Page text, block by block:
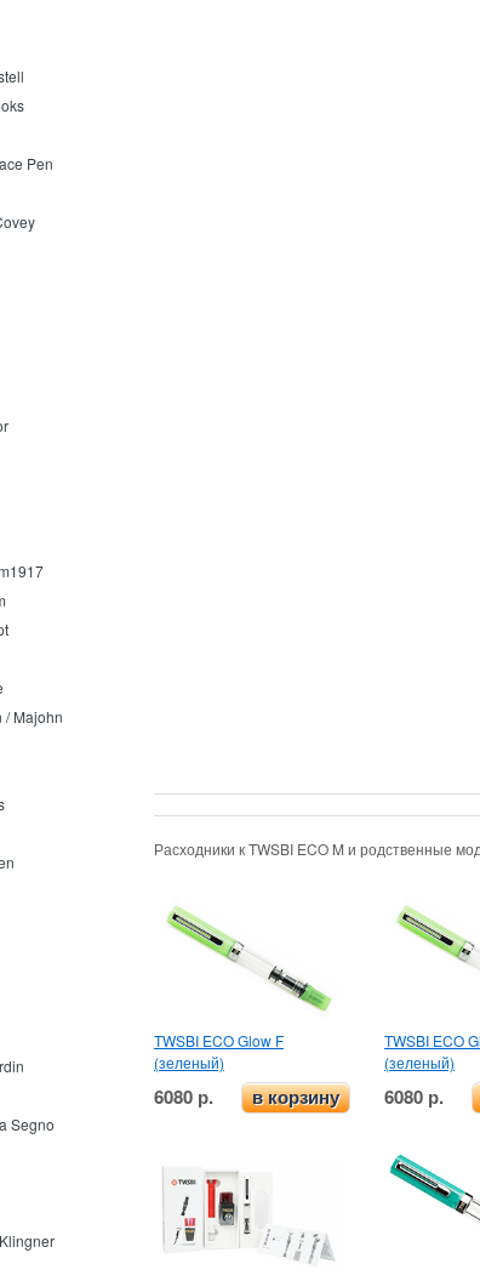
Pen
/ Majohn
Segno
Расходники к TWSBI ECO M и родственные
TWSBI ECO Glow F
(зеленый)
6080 р. в корзину
TWSBI ECO
(зеленый)
6080 р.